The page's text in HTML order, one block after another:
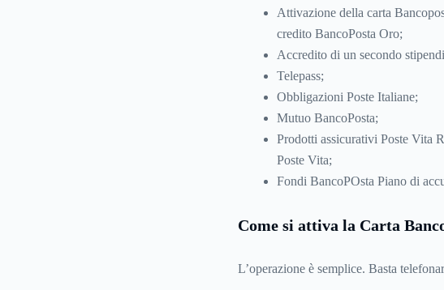
Attivazione della carta
credito BancoPosta Oro;
Accredito di un secondo
Telepass;
Obbligazioni Poste Italiane;
Mutuo BancoPosta;
Prodotti assicurativi Poste Vita
Poste Vita;
Fondi BancoPOsta Piano di
Come si attiva la Carta
L’operazione è semplice. Basta